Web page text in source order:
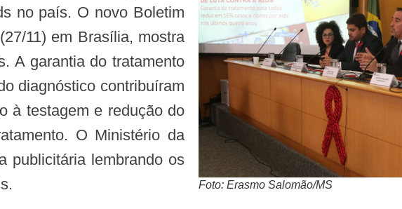
Foto: Erasmo Salomão/MS
no país. O novo Boletim
11) em Brasília, mostra
A garantia do tratamento
diagnóstico contribuíram
à testagem e redução do
O Ministério da
publicitária lembrando os